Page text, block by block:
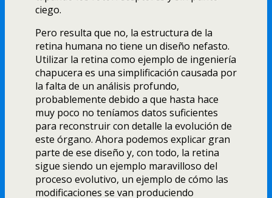
ciego.
Pero resulta que no, la estructura de la
retina humana no tiene un diseño nefasto.
Utilizar la retina como ejemplo de ingenierí­a
chapucera es una simplificación causada por
la falta de un análisis profundo,
probablemente debido a que hasta hace
muy poco no tení­amos datos suficientes
para reconstruir con detalle la evolución de
este órgano. Ahora podemos explicar gran
parte de ese diseño y, con todo, la retina
sigue siendo un ejemplo maravilloso del
proceso evolutivo, un ejemplo de cómo las
modificaciones se van produciendo